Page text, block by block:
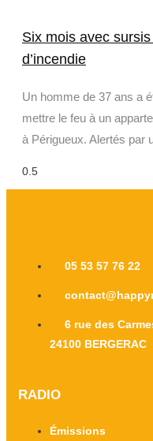
Six mois avec
d’incendie
Un homme de 37 ans a
mettre le feu à un
à Périgueux. Alertés par
05 53 57 76 22
6 rue des
24100 BERGERAC
RADIO
Émissions